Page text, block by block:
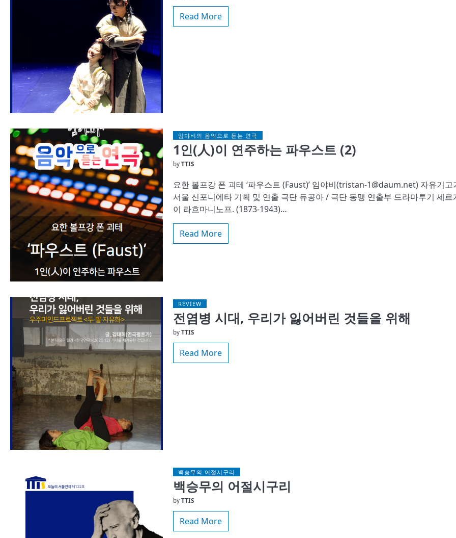
Read More
임야비의 음악으로 듣는 연극
1인(人)이 연주하는 파우스트 (2)
by TTIS
요한 볼프강 폰 괴테 ‘파우스트 (Faust)’ 임야비(tristan-1@daum.net) 자유기고
서울 신포니에타 기획 및 연출 극단 듀공아 / 극단 동맹 연출부 드라마투기 세르
이 라흐마니노프. (1873-1943)…
Read More
REVIEW
전염병 시대, 우리가 잃어버린 것들을 위해
by TTIS
Read More
백승무의 어절시구리
백승무의 어절시구리
by TTIS
Read More